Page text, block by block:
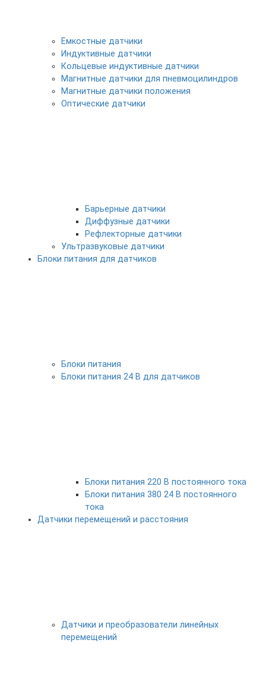
Емкостные датчики
Индуктивные датчики
Кольцевые индуктивные датчики
Магнитные датчики для пневмоцилиндров
Магнитные датчики положения
Оптические датчики
Барьерные датчики
Диффузные датчики
Рефлекторные датчики
Ультразвуковые датчики
Блоки питания для датчиков
Блоки питания
Блоки питания 24 В для датчиков
Блоки питания 220 В постоянного тока
Блоки питания 380 24 В постоянного
тока
Датчики перемещений и расстояния
Датчики и преобразователи линейных
перемещений